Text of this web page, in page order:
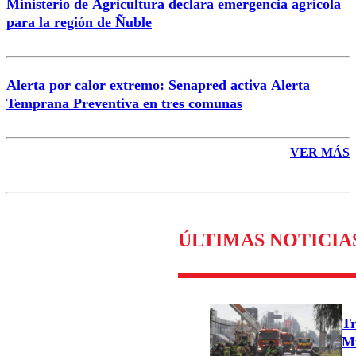
Ministerio de Agricultura declara emergencia agrícola
para la región de Ñuble
Alerta por calor extremo: Senapred activa Alerta
Temprana Preventiva en tres comunas
VER MÁS
ÚLTIMAS